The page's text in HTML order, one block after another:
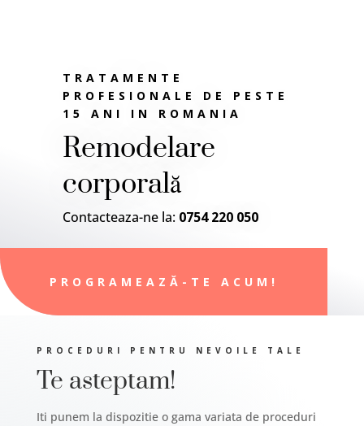
TRATAMENTE
PROFESIONALE DE PESTE
15 ANI IN ROMANIA
Remodelare
corporală
Contacteaza-ne la: 0754 220 050
PROGRAMEAZĂ-TE ACUM!
PROCEDURI PENTRU NEVOILE TALE
Te asteptam!
Iti punem la dispozitie o gama variata de proceduri